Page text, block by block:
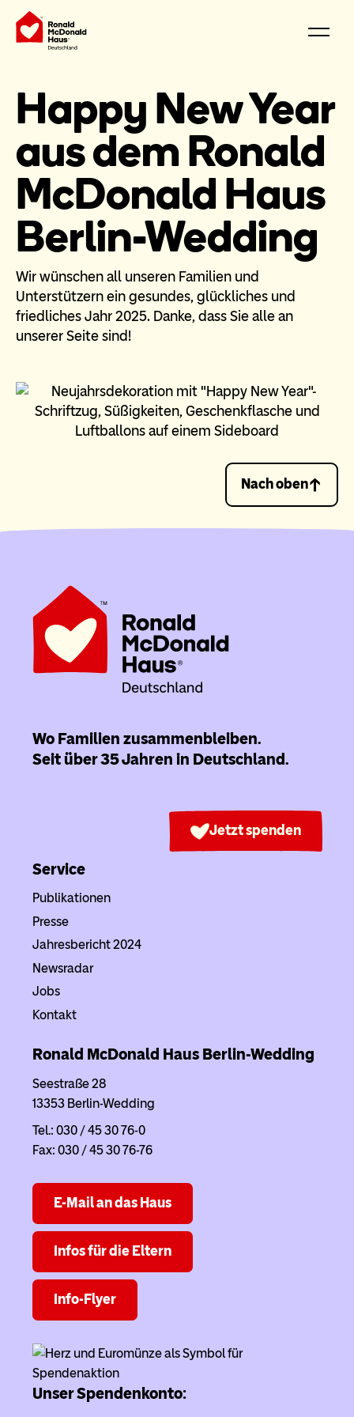
Happy New Year
aus dem Ronald
McDonald Haus
Berlin-Wedding
Wir wünschen all unseren Familien und
Unterstützern ein gesundes, glückliches und
friedliches Jahr 2025. Danke, dass Sie alle an
unserer Seite sind!
Nach oben
Wo Familien zusammenbleiben.
Seit über 35 Jahren in Deutschland.
Jetzt spenden
Service
Publikationen
Presse
Jahresbericht 2024
Newsradar
Jobs
Kontakt
Ronald McDonald Haus Berlin-Wedding
Seestraße 28
13353 Berlin-Wedding
Tel.: 030 / 45 30 76-0
Fax: 030 / 45 30 76-76
E-Mail an das Haus
Infos für die Eltern
Info-Flyer
Unser Spendenkonto: